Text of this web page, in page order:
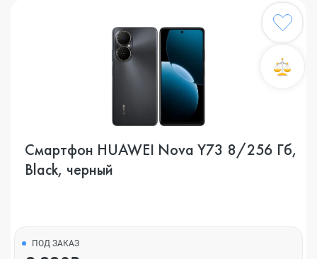
Смартфон HUAWEI Nova Y73 8/256 Гб,
Black, черный
ПОД ЗАКАЗ